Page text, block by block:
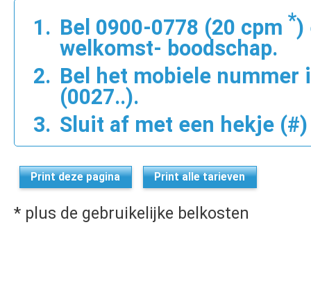
Bel 0900-0778 (20 cpm *)
welkomst- boodschap.
Bel het mobiele nummer
(0027..).
Sluit af met een hekje (#)
Print deze pagina Print alle tarieven
* plus de gebruikelijke belkosten